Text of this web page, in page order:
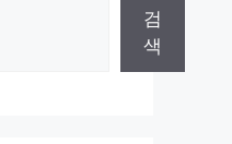
검
색